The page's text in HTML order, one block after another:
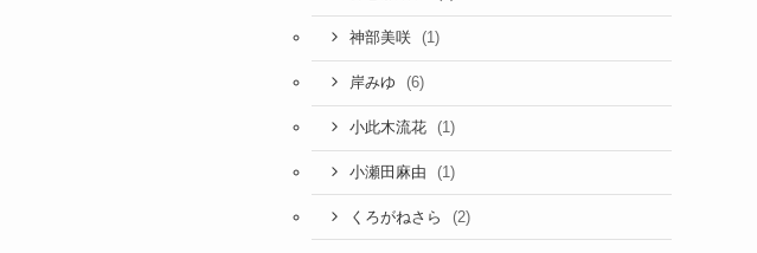
神部美咲 (1)
岸みゆ (6)
小此木流花 (1)
小瀬田麻由 (1)
くろがねさら (2)